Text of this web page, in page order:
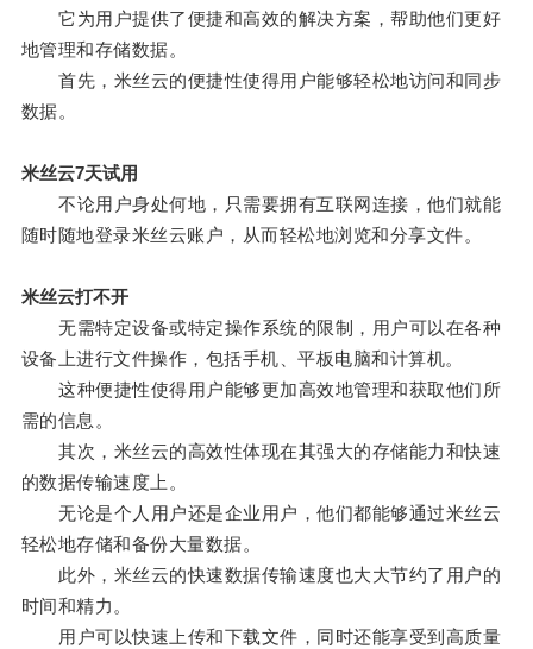
它为用户提供了便捷和高效的解决方案，帮助他们更好
地管理和存储数据。
首先，米丝云的便捷性使得用户能够轻松地访问和同步
数据。
米丝云7天试用
不论用户身处何地，只需要拥有互联网连接，他们就能
随时随地登录米丝云账户，从而轻松地浏览和分享文件。
米丝云打不开
无需特定设备或特定操作系统的限制，用户可以在各种
设备上进行文件操作，包括手机、平板电脑和计算机。
这种便捷性使得用户能够更加高效地管理和获取他们所
需的信息。
其次，米丝云的高效性体现在其强大的存储能力和快速
的数据传输速度上。
无论是个人用户还是企业用户，他们都能够通过米丝云
轻松地存储和备份大量数据。
此外，米丝云的快速数据传输速度也大大节约了用户的
时间和精力。
用户可以快速上传和下载文件，同时还能享受到高质量